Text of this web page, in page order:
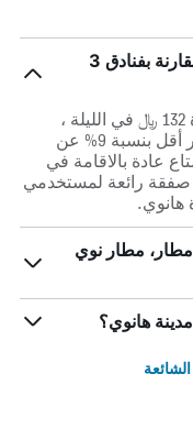
هل الأسعار في سبليندورا هوتل قابلة للمقارنة بفنادق 3
تكلف فنادق هانوي المصنفة 3 نجوم عادة 132 ﷼ في الليلة ،
ولكن وسطياً يتوفر سبليندورا هوتل بسعر أقل بنسبة 9% عن
عادة بالاقامة في
الليلة. هذه صفقة رائعة لمستخدمي
مطار نوي
هانوي؟